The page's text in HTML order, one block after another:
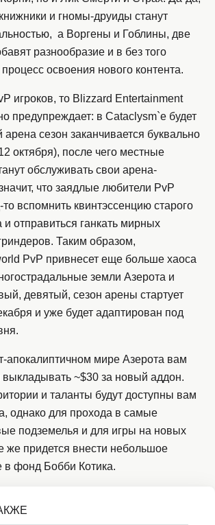
и гномы-друиды станут
а Воргены и Гоблины, две
разнообразие и в без того
освоения нового контента.
игроков, то Blizzard Entertainment
предупреждает: в Cataclysm`е будет
сезон заканчивается буквально
октября), после чего местные
обслуживать свои арена-
что заядлые любители PvP
то вспомнить квинтэссенцию старого
и отправиться ганкать мирных
Таким образом,
PvP привнесет еще больше хаоса
земли Азерота и
девятый, сезон арены стартует
и уже будет адаптирован под
апокалиптичном мире Азерота вам
выкладывать ~$30 за новый аддон.
и таланты будут доступны вам
однако для прохода в самые
подземелья и для игры на новых
же придется внести небольшое
в фонд Бобби Котика.